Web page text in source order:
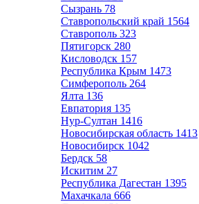
Сызрань 78
Ставропольский край 1564
Ставрополь 323
Пятигорск 280
Кисловодск 157
Республика Крым 1473
Симферополь 264
Ялта 136
Евпатория 135
Нур-Султан 1416
Новосибирская область 1413
Новосибирск 1042
Бердск 58
Искитим 27
Республика Дагестан 1395
Махачкала 666